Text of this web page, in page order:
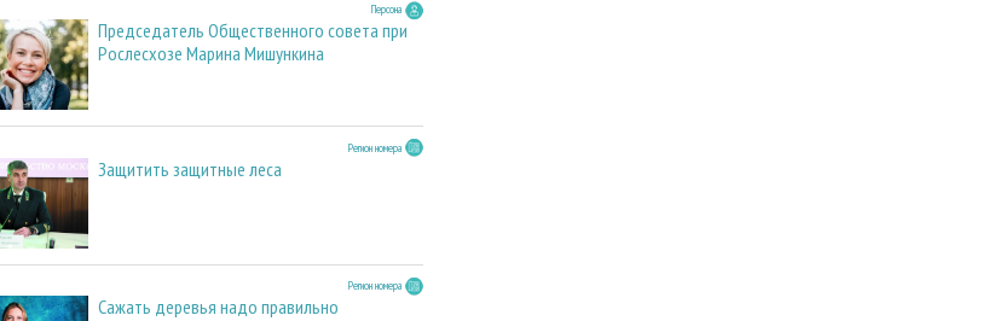
Персона
Председатель Общественного совета при
Рослесхозе Марина Мишункина
Регион номера
Защитить защитные леса
Регион номера
Сажать деревья надо правильно